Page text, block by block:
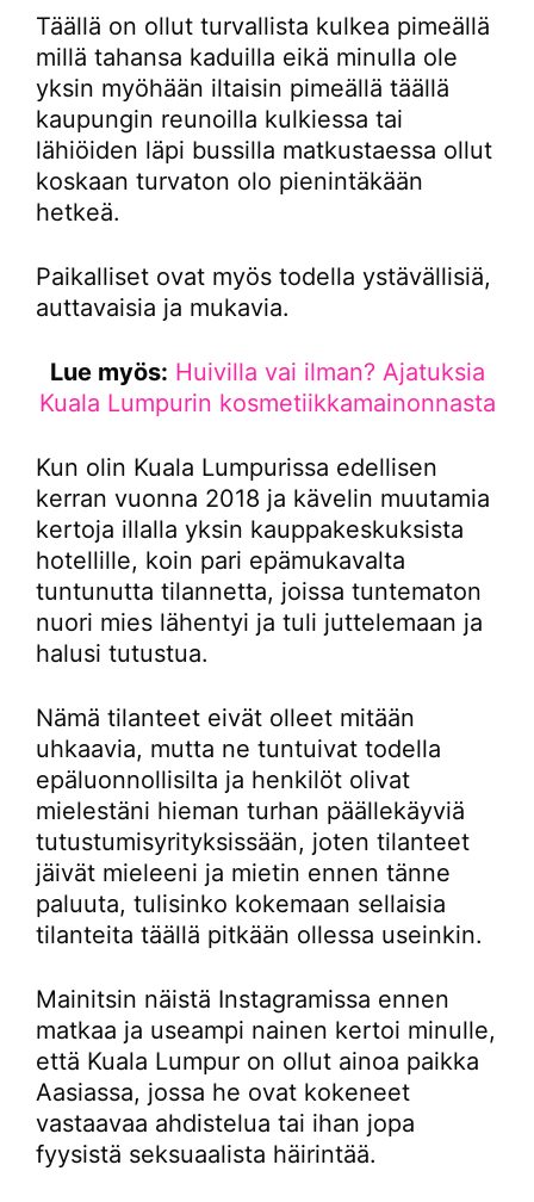
Täällä on ollut turvallista kulkea pimeällä
millä tahansa kaduilla eikä minulla ole
yksin myöhään iltaisin pimeällä täällä
kaupungin reunoilla kulkiessa tai
lähiöiden läpi bussilla matkustaessa ollut
koskaan turvaton olo pienintäkään
hetkeä.
Paikalliset ovat myös todella ystävällisiä,
auttavaisia ja mukavia.
Lue myös: Huivilla vai ilman? Ajatuksia
Kuala Lumpurin kosmetiikkamainonnasta
Kun olin Kuala Lumpurissa edellisen
kerran vuonna 2018 ja kävelin muutamia
kertoja illalla yksin kauppakeskuksista
hotellille, koin pari epämukavalta
tuntunutta tilannetta, joissa tuntematon
nuori mies lähentyi ja tuli juttelemaan ja
halusi tutustua.
Nämä tilanteet eivät olleet mitään
uhkaavia, mutta ne tuntuivat todella
epäluonnollisilta ja henkilöt olivat
mielestäni hieman turhan päällekäyviä
tutustumisyrityksissään, joten tilanteet
jäivät mieleeni ja mietin ennen tänne
paluuta, tulisinko kokemaan sellaisia
tilanteita täällä pitkään ollessa useinkin.
Mainitsin näistä Instagramissa ennen
matkaa ja useampi nainen kertoi minulle,
että Kuala Lumpur on ollut ainoa paikka
Aasiassa, jossa he ovat kokeneet
vastaavaa ahdistelua tai ihan jopa
fyysistä seksuaalista häirintää.